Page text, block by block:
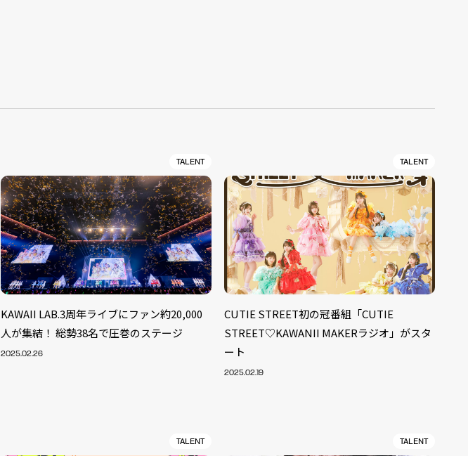
TALENT
KAWAII LAB.3周年ライブにファン約20,000
人が集結！ 総勢38名で圧巻のステージ
2025.02.26
TALENT
CUTIE STREET初の冠番組「CUTIE
STREET♡KAWANII MAKERラジオ」がスタ
ート
2025.02.19
TALENT TALENT